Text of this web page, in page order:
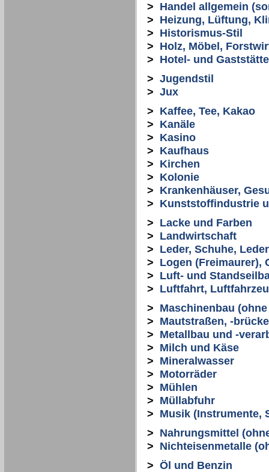
> Handel allgemein
> Heizung, Lüftung,
> Historismus-Stil
> Holz, Möbel,
> Hotel- und
> Jugendstil
> Jux
> Kaffee, Tee, Kakao
> Kanäle
> Kasino
> Kaufhaus
> Kirchen
> Kolonie
> Krankenhäuser,
> Kunststoffindustrie
> Lacke und Farben
> Landwirtschaft
> Leder, Schuhe,
> Logen (Freimaurer),
> Luft- und
> Luftfahrt,
> Maschinenbau
> Mautstraßen, -
> Metallbau und -
> Milch und Käse
> Mineralwasser
> Motorräder
> Mühlen
> Müllabfuhr
> Musik (Instrumente,
> Nahrungsmittel
> Nichteisenmetalle
> Öl und Benzin